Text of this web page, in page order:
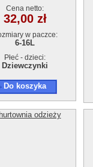
Cena netto:
32,00 zł
w paczce:
6-16L
Płeć - dzieci:
Dziewczynki
Do koszyka